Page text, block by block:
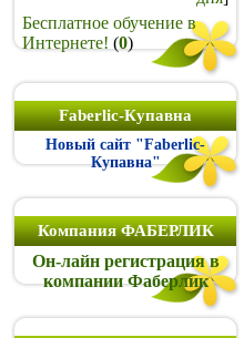
Бесплатное обучение в
Интернете! (0)
Faberlic-Купавна
Новый сайт "Faberlic-
Купавна"
Компания ФАБЕРЛИК
Он-лайн регистрация в
компании Фаберлик